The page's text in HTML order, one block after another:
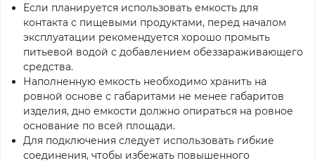
Если планируется использовать емкость для
контакта с пищевыми продуктами, перед началом
эксплуатации рекомендуется хорошо промыть
питьевой водой с добавлением обеззараживающего
средства.
Наполненную емкость необходимо хранить на
ровной основе с габаритами не менее габаритов
изделия, дно емкости должно опираться на ровное
основание по всей площади.
Для подключения следует использовать гибкие
соединения, чтобы избежать повышенного